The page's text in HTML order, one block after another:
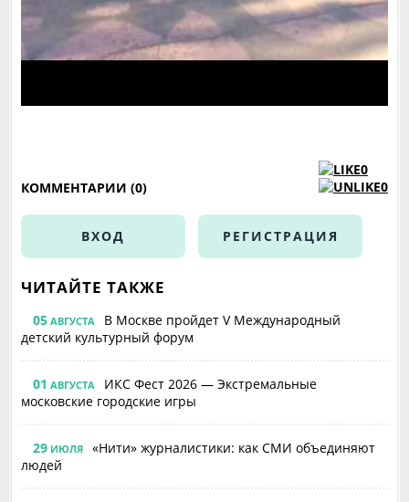
0
0
КОММЕНТАРИИ (0)
ВХОД РЕГИСТРАЦИЯ
ЧИТАЙТЕ ТАКЖЕ
05 АВГУСТА
В Москве пройдет V Международный
детский культурный форум
01 АВГУСТА
ИКС Фест 2026 — Экстремальные
московские городские игры
29 ИЮЛЯ
«Нити» журналистики: как СМИ объединяют
людей